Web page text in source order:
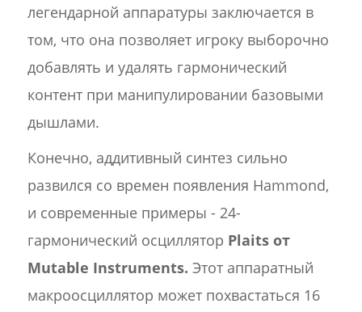
легендарной аппаратуры заключается в
том, что она позволяет игроку выборочно
добавлять и удалять гармонический
контент при манипулировании базовыми
дышлами.
Конечно, аддитивный синтез сильно
развился со времен появления Hammond,
и современные примеры - 24-
гармонический осциллятор Plaits от
Mutable Instruments. Этот аппаратный
макроосциллятор может похвастаться 16